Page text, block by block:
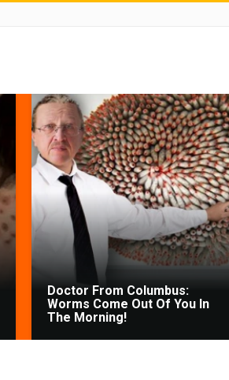
Doctor From Columbus:
Worms Come Out Of You In
The Morning!